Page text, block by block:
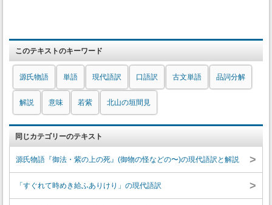
このテキストのキーワード
源氏物語 単語 現代語訳 口語訳 古文単語 品詞分解
解説 意味 若紫 北山の垣間見
同じカテゴリーのテキスト
源氏物語『御法・紫の上の死』(御物の怪などの〜)の現代語訳と解説 >
「すぐれて時めき給ふありけり」の現代語訳 >